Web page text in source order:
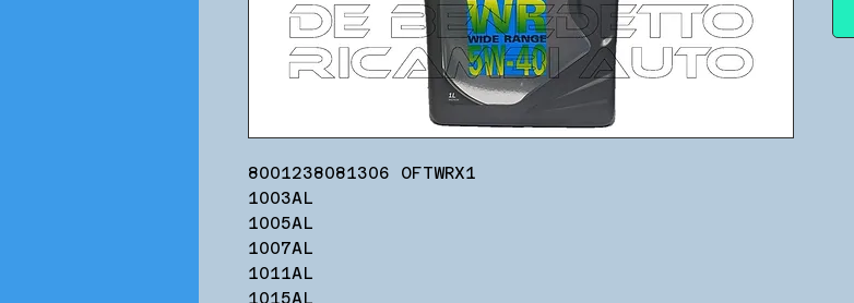
8001238081306 OFTWRX1
1003AL
1005AL
1007AL
1011AL
1015AL